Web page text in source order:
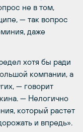
не в том,
— так вопрос
даже
хотя бы ради
компании, а
— говорит
— Нелогично
который растет
и впредь».